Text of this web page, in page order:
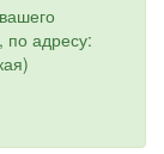
по адресу: